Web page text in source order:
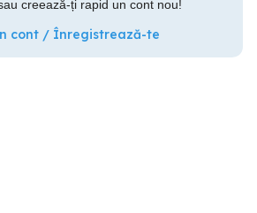
creează-ți rapid un cont nou!
cont / Înregistrează-te